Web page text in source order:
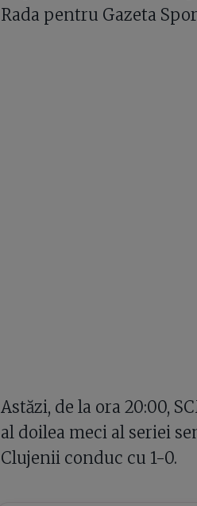
Rada pentru Gazeta
Astăzi, de la ora 20:00,
al doilea meci al seriei
Clujenii conduc cu 1-0.